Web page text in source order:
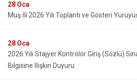
28 Oca
Muş İli 2026 Yılı Toplantı ve Gösteri
28 Oca
2026 Yılı Stajyer Kontrolör Giriş (Sözlü)
Bilgisine İlişkin Duyuru